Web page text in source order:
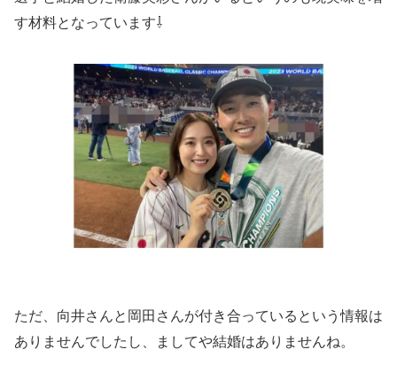
す材料となっています⇩
ただ、向井さんと岡田さんが付き合っているという情報は
ありませんでしたし、ましてや結婚はありませんね。